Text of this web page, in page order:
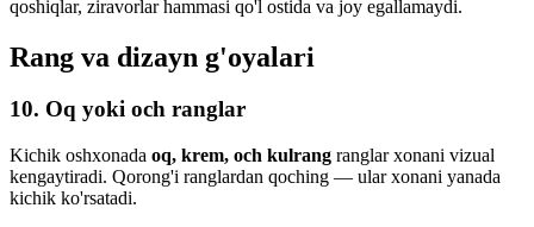
qoshiqlar, ziravorlar hammasi qo'l ostida va joy egallamaydi.
Rang va dizayn g'oyalari
10. Oq yoki och ranglar
Kichik oshxonada oq, krem, och kulrang ranglar xonani vizual
kengaytiradi. Qorong'i ranglardan qoching — ular xonani yanada
kichik ko'rsatadi.